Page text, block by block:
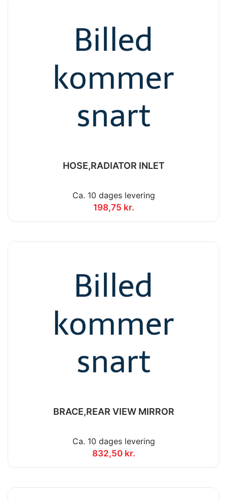
HOSE,RADIATOR INLET
Ca. 10 dages levering
198,75 kr.
BRACE,REAR VIEW MIRROR
Ca. 10 dages levering
832,50 kr.